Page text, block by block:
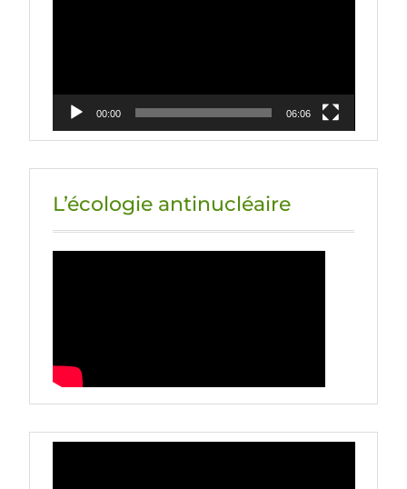
00:00 06:06
L’écologie antinucléaire